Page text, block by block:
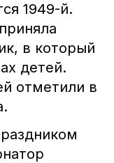
1949-й.
в который
детей.
отметили в